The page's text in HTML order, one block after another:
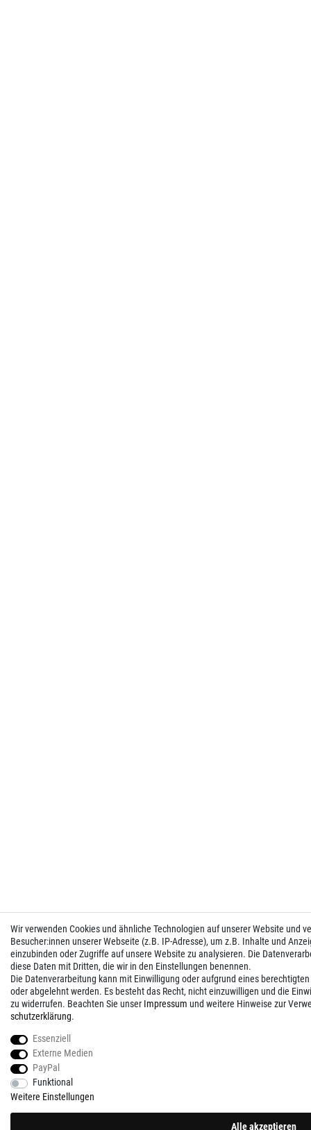
Wir verwenden Cookies und ähnliche Technologien auf unserer Website und
Besucher:innen unserer Webseite (z.B. IP-Adresse), um z.B. Inhalte und
einzubinden oder Zugriffe auf unsere Website zu analysieren. Die
diese Daten mit Dritten, die wir in den Einstellungen benennen.
Die Datenverarbeitung kann mit Einwilligung oder aufgrund eines
oder abgelehnt werden. Es besteht das Recht, nicht einzuwilligen und die
zu widerrufen. Beachten Sie unser Impressum und weitere Hinweise zur
schutz­erklärung.
Essenziell
Externe Medien
PayPal
Funktional
Weitere Einstellungen
Alle akzeptieren